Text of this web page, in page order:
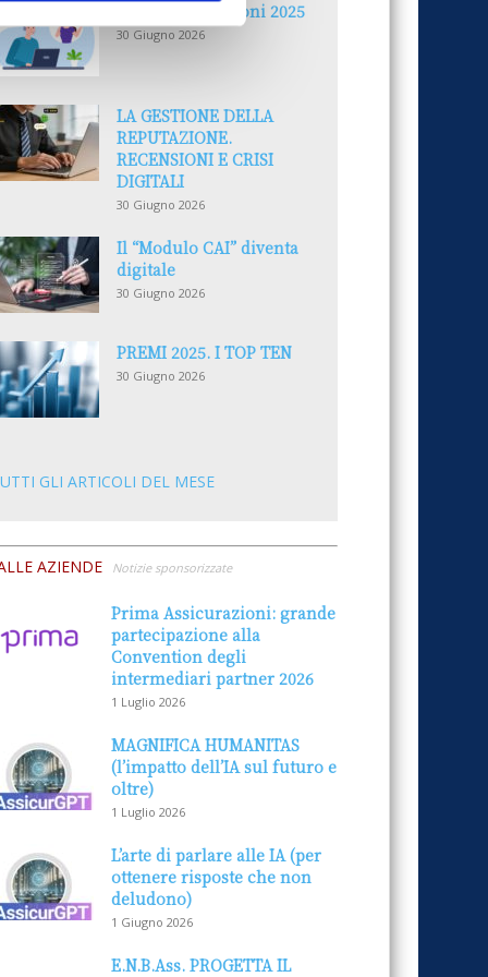
Reclami e sanzioni 2025
30 Giugno 2026
LA GESTIONE DELLA
REPUTAZIONE.
RECENSIONI E CRISI
DIGITALI
30 Giugno 2026
Il “Modulo CAI” diventa
digitale
30 Giugno 2026
PREMI 2025. I TOP TEN
30 Giugno 2026
GLI ARTICOLI DEL MESE
AZIENDE Notizie sponsorizzate
Prima Assicurazioni: grande
partecipazione alla
Convention degli
intermediari partner 2026
1 Luglio 2026
MAGNIFICA HUMANITAS
(l’impatto dell’IA sul futuro e
oltre)
1 Luglio 2026
L’arte di parlare alle IA (per
ottenere risposte che non
deludono)
1 Giugno 2026
E.N.B.Ass. PROGETTA IL